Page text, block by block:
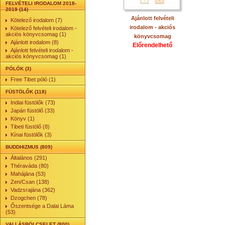
FELVÉTELI IRODALOM 2018-
2019 (14)
Kötelező irodalom (7)
Kötelező felvételi irodalom -
akciós könyvcsomag (1)
Ajánlott irodalom (8)
Ajánlott felvételi irodalom -
akciós könyvcsomag (1)
PÓLÓK (3)
Free Tibet póló (1)
FÜSTÖLŐK (118)
Indiai füstölők (73)
Japán füstölő (33)
Könyv (1)
Tibeti füstölő (8)
Kínai füstölők (3)
BUDDHIZMUS (809)
Általános (291)
Théraváda (80)
Mahájána (53)
Zen/Csan (138)
Vadzsrajána (362)
Dzogchen (78)
Őszentsége a Dalai Láma
(53)
Ajánlott felvételi
irodalom - akciós
könyvcsomag
Előrendelhető